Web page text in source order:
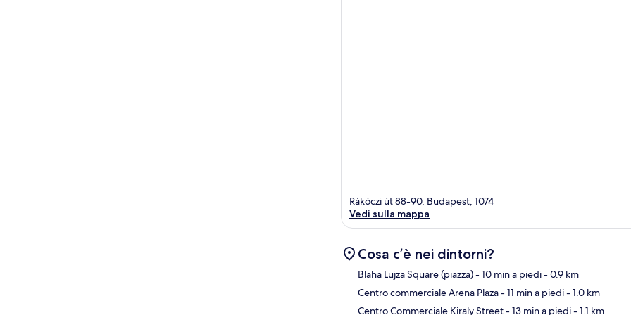
Rákóczi út 88-90, Budapest, 1074
Vedi sulla mappa
Cosa c’è nei dintorni?
Blaha Lujza Square (piazza)- 10 min a piedi- 0.9 km
Centro commerciale Arena Plaza- 11 min a piedi- 1.0 km
Centro Commerciale Kiraly Street- 13 min a piedi- 1.1 km